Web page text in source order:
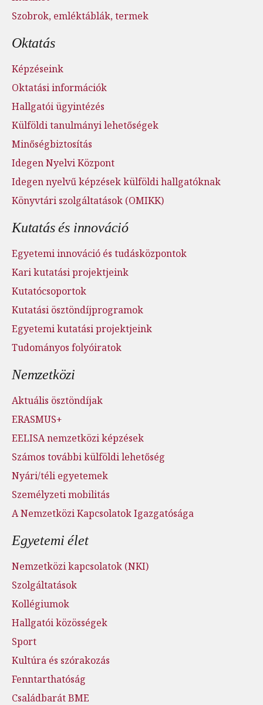
Szobrok, emléktáblák, termek
Oktatás
Képzéseink
Oktatási információk
Hallgatói ügyintézés
Külföldi tanulmányi lehetőségek
Minőségbiztosítás
Idegen Nyelvi Központ
Idegen nyelvű képzések külföldi hallgatóknak
Könyvtári szolgáltatások (OMIKK)
Kutatás és innováció
Egyetemi innováció és tudásközpontok
Kari kutatási projektjeink
Kutatócsoportok
Kutatási ösztöndíjprogramok
Egyetemi kutatási projektjeink
Tudományos folyóiratok
Nemzetközi
Aktuális ösztöndíjak
ERASMUS+
EELISA nemzetközi képzések
Számos további külföldi lehetőség
Nyári/téli egyetemek
Személyzeti mobilitás
A Nemzetközi Kapcsolatok Igazgatósága
Egyetemi élet
Nemzetközi kapcsolatok (NKI)
Szolgáltatások
Kollégiumok
Hallgatói közösségek
Sport
Kultúra és szórakozás
Fenntarthatóság
Családbarát BME